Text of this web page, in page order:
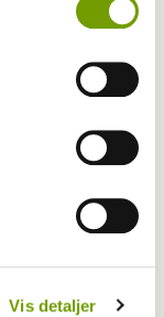
Vis detaljer